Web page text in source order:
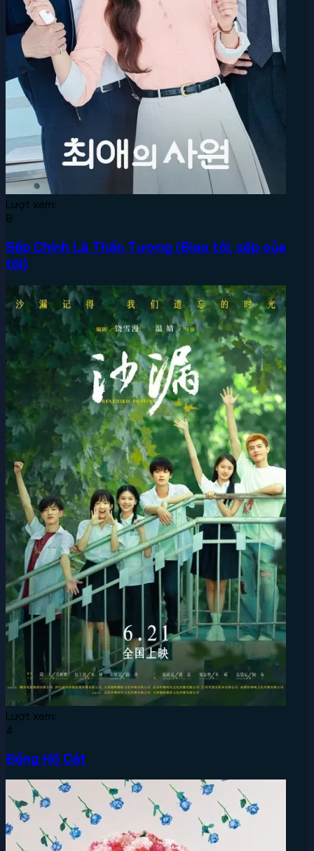
Lượt xem:
8
Sếp Chính Là Thần Tượng (Bias tôi, sếp của
tôi)
Lượt xem:
4
Đồng Hồ Cát